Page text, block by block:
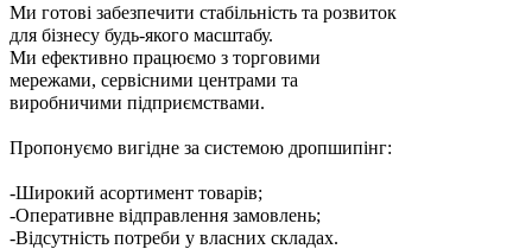
Ми готові забезпечити стабільність та розвиток
для бізнесу будь-якого масштабу.
Ми ефективно працюємо з торговими
мережами, сервісними центрами та
виробничими підприємствами.
Пропонуємо вигідне за системою дропшипінг:
-Широкий асортимент товарів;
-Оперативне відправлення замовлень;
-Відсутність потреби у власних складах.